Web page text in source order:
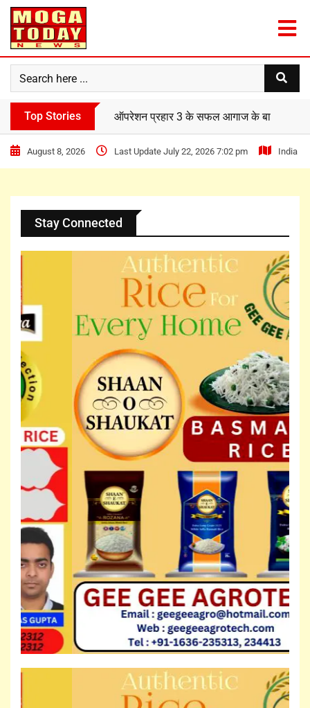
Top Stories ऑपरेशन प्रहार 3 के सफल आगाज के बाद IG
August 8, 2026 Last Update July 22, 2026 7:02 pm India
Stay Connected